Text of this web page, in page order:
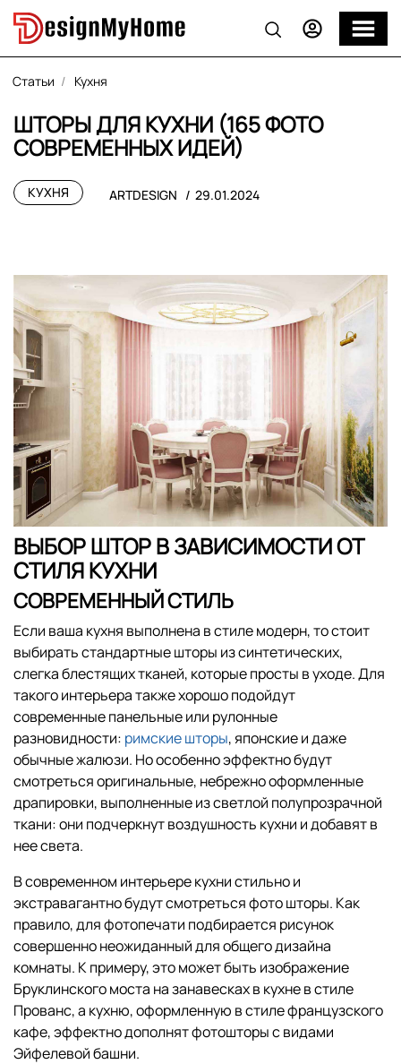
Статьи Кухня
ШТОРЫ ДЛЯ КУХНИ (165 ФОТО
СОВРЕМЕННЫХ ИДЕЙ)
КУХНЯ ARTDESIGN 29.01.2024
ВЫБОР ШТОР В ЗАВИСИМОСТИ ОТ
СТИЛЯ КУХНИ
СОВРЕМЕННЫЙ СТИЛЬ
Если ваша кухня выполнена в стиле модерн, то стоит
выбирать стандартные шторы из синтетических,
слегка блестящих тканей, которые просты в уходе. Для
такого интерьера также хорошо подойдут
современные панельные или рулонные
разновидности: римские шторы, японские и даже
обычные жалюзи. Но особенно эффектно будут
смотреться оригинальные, небрежно оформленные
драпировки, выполненные из светлой полупрозрачной
ткани: они подчеркнут воздушность кухни и добавят в
нее света.
В современном интерьере кухни стильно и
экстравагантно будут смотреться фото шторы. Как
правило, для фотопечати подбирается рисунок
совершенно неожиданный для общего дизайна
комнаты. К примеру, это может быть изображение
Бруклинского моста на занавесках в кухне в стиле
Прованс, а кухню, оформленную в стиле французского
кафе, эффектно дополнят фотошторы с видами
Эйфелевой башни.